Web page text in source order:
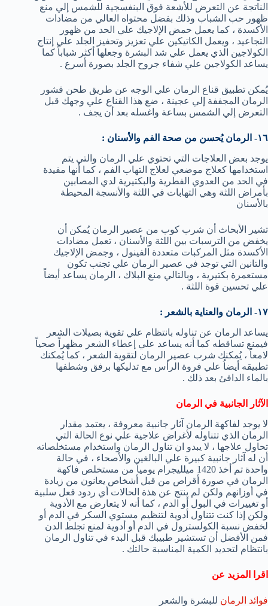
الناتجة عن التعرض للأشعة فوق البنفسجية للشمس إلي منع
ظهور حب الشباب وذلك بفضل محتواه العالي من مضادات
الأكسدة ، كما يعمل حمض الإلاجيك علي الحد من ظهور
التجاعيد ، ويعمل الكاتيكين علي تعزيز وتحفيز الجلد علي إنتاج
الكولاجين الذي يعمل علي شد البشرة وجعلها أكثر شباباً كما
يساعد الكولاجين علي شفاء جروح الجلد بصورة أسرع .
يُمكن تطبيق قناع الرمان علي الوجه عن طريق طحن قشور
الرمان المجففة إلي عجينة ، ضع هذا القناع علي وجهك قبل
التعرض إلي الشمس بساعة واغسله بعد أن يجف .
١٦- الرمان يُحسن من صحة الفم والأسنان :
يوجد بعض العلاجات التي تحتوي علي الرمان والتي يتم
استخدامها كعلاج موضعي لعلاج التهاب الفم ، كما أنها مفيدة
في الحد من العدوي الفطرية والبكتيرية لدي المصابين
بأمراض اللثة وهي التهابات في اللثة والأنسجة المحيطة
بالأسنان
تشير الأبحاث أن شرب كوب من عصير الرمان يُمكن أن
يخفض من الترسبات بين اللثة والأسنان ، تعمل مضادات
الأكسدة مثل المركبات متعددة الفينول ، وجمض الإلاجيك
والتانين التي توجد في عصير الرمان علي تجنب تكون
مستعمرة بكتيرية ، وبالتالي منع البلاك ، الرمان يساعد أيضاً
علي تحسين قوة اللثة .
١٧- الرمان والعناية بالشعر :
يساعد الرمان عن تناوله بانتظام علي تقوية بصيلات الشعر
فيمنع تساقطه كما أنه يساعد علي إعطاء الشعر مظهراً صحياً
لامعاً ، يُمكنك شرب عصير الرمان لتقوية الشعر ، كما يُمكنك
تطبيقه أيضاُ علي فروة الرأس مع تدليكها برفق وشطفها
بالماء الدافئ بعد ذلك .
الآثار الجانبية في الرمان
لا يوجد لفاكهة الرمان آثار جانبية معروفة ، يعتمد مقدار
الرمان الذي تتناوله لأغراض علاجية علي نوع الحالة التي
تحاول علاجها ، لا يبدو ان تناول الرمان واستخدام مستخلصاته
أن له آثار جانبية كبيرة علي البالغين والأصحاء ، في حالة
واحدة تم أخذ 1420 ميلليجرام يومياً من مستخلص فاكهة
الرمان في صورة أقراص من قبل أشخاص يعانون من زيادة
في أوزانهم ولكن لم ينتج عن هذة الحالات أي ردود فعل سلبية
أو تغييرات في البول أو الدم ، كما أنه لا يتعارض مع الأدوية
ولكن إذا كنت تتناول أدوية لتنظيم مستوي السكر في الدم أو
لخفض نسبة الكولسترول في الدم أو أدوية لمنع تجلط الدن
فمن الأفضل أن تستشير طبيبك قبل البدء في تناول الرمان
بانتظام لتحديد الكمية المناسبة حالتك .
اقرا المزيد عن
فوائد الرمان للبشرة والشعر